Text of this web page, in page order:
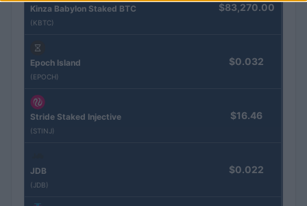
Kinza Babylon Staked BTC
(KBTC)
$83,270.00
Epoch Island
(EPOCH)
$0.032
Stride Staked Injective
(STINJ)
$16.46
JDB
(JDB)
$0.022